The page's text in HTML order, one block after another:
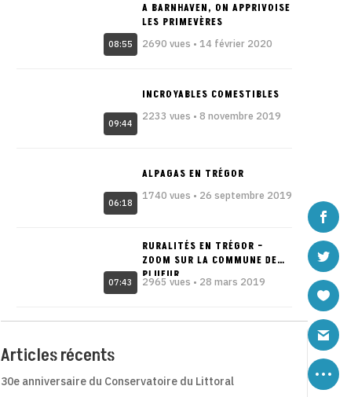
08:55
A BARNHAVEN, ON APPRIVOISE
LES PRIMEVÈRES
2690 vues • 14 février 2020
09:44
INCROYABLES COMESTIBLES
2233 vues • 8 novembre 2019
06:18
ALPAGAS EN TRÉGOR
1740 vues • 26 septembre 2019
07:43
RURALITÉS EN TRÉGOR –
ZOOM SUR LA COMMUNE DE
PLUFUR
2965 vues • 28 mars 2019
Articles récents
30e anniversaire du Conservatoire du Littoral